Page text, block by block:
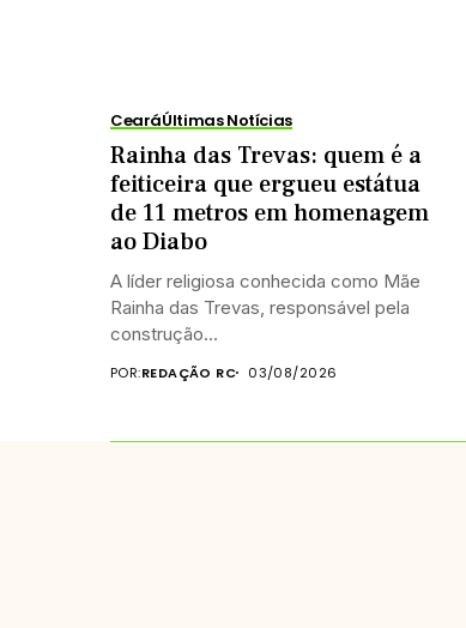
CearáÚltimas Notícias
Rainha das Trevas: quem é a
feiticeira que ergueu estátua
de 11 metros em homenagem
ao Diabo
A líder religiosa conhecida como Mãe
Rainha das Trevas, responsável pela
construção...
POR:REDAÇÃO RC 03/08/2026